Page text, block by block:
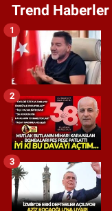
Trend Haberler
1
2
3